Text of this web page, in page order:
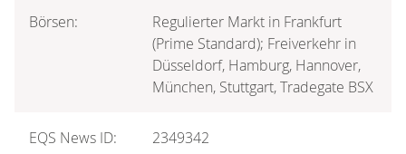
Börsen:
Regulierter Markt in Frankfurt
(Prime Standard); Freiverkehr in
Düsseldorf, Hamburg, Hannover,
München, Stuttgart, Tradegate BSX
EQS News ID: 2349342